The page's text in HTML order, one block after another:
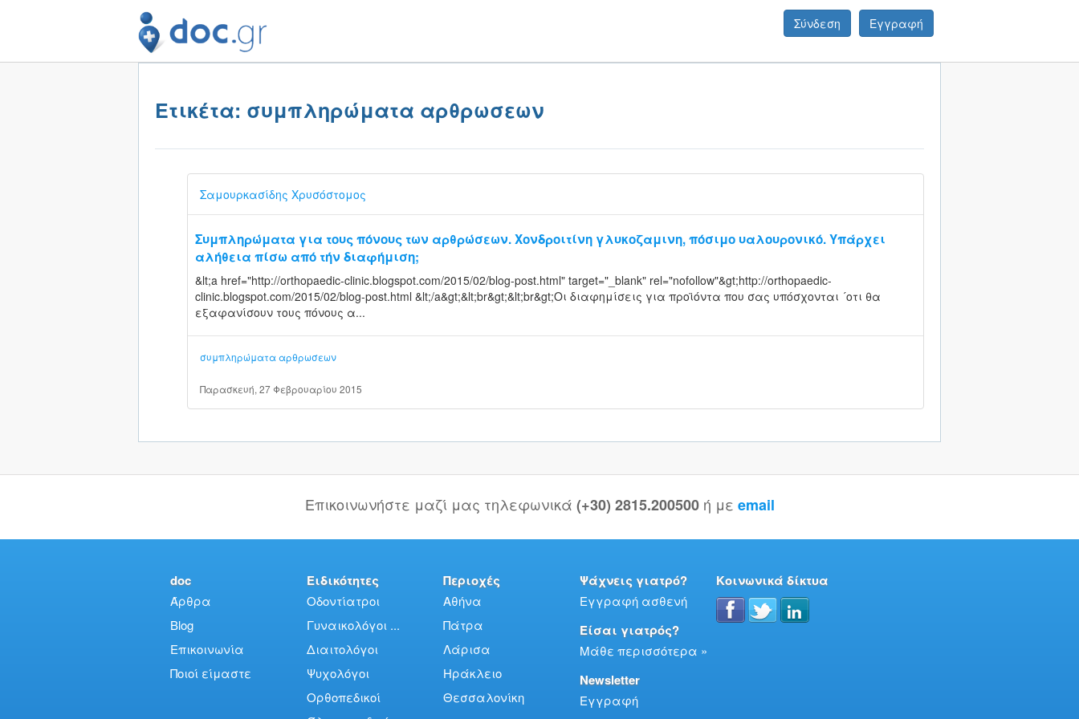
Σύνδεση Εγγραφή
Ετικέτα: συμπληρώματα αρθρωσεων
Σαμουρκασίδης Χρυσόστομος
Συμπληρώματα για τους πόνους των αρθρώσεων. Χονδροιτίνη γλυκοζαμινη, πόσιμο υαλουρονικό. Υπάρχει
αλήθεια πίσω από τήν διαφήμιση;
&lt;a href="http://orthopaedic-clinic.blogspot.com/2015/02/blog-post.html" target="_blank" rel="nofollow"&gt;http://orthopaedic-
clinic.blogspot.com/2015/02/blog-post.html &lt;/a&gt;&lt;br&gt;&lt;br&gt;Οι διαφημίσεις για προϊόντα που σας υπόσχονται ´οτι θα
εξαφανίσουν τους πόνους α...
συμπληρώματα αρθρωσεων
Παρασκευή, 27 Φεβρουαρίου 2015
Επικοινωνήστε μαζί μας τηλεφωνικά (+30) 2815.200500 ή με email
doc
Άρθρα
Blog
Επικοινωνία
Ποιοί είμαστε
Ειδικότητες
Οδοντίατροι
Γυναικολόγοι ...
Διαιτολόγοι
Ψυχολόγοι
Ορθοπεδικοί
Περιοχές
Αθήνα
Πάτρα
Λάρισα
Ηράκλειο
Θεσσαλονίκη
Ψάχνεις γιατρό?
Εγγραφή ασθενή
Είσαι γιατρός?
Μάθε περισσότερα »
Newsletter
Εγγραφή
Κοινωνικά δίκτυα